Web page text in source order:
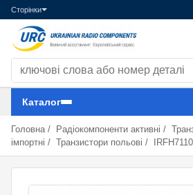
Сторінки
Пошук компонентів
Каталог
Головна / Радіокомпоненти активні /
імпортні / Транзистори польові / IRFH7110